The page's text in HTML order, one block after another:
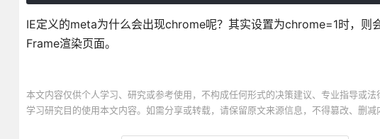
IE定义的meta为什么会出现chrome呢？其实设置为chrome=1时，
Frame渲染页面。
本文内容仅供个人学习、研究或参考使用，不构成任何形式的决策建议、专业指导或
学习研究目的使用本文内容。如需分享或转载，请保留原文来源信息，不得篡改、删减